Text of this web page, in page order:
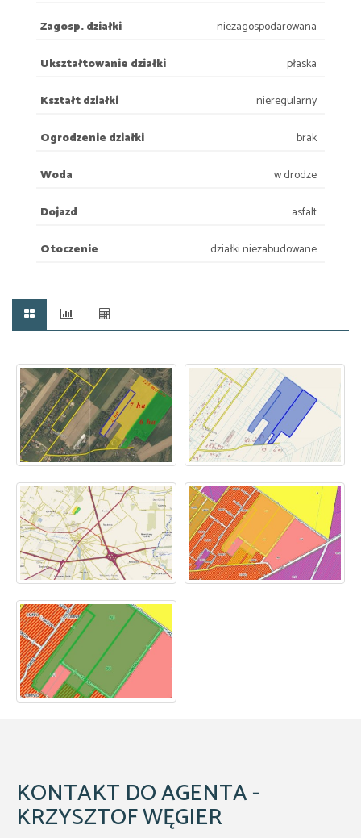
Zagosp. działki
niezagospodarowana
Ukształtowanie działki
płaska
Kształt działki
nieregularny
Ogrodzenie działki
brak
Woda
w drodze
Dojazd
asfalt
Otoczenie
działki niezabudowane
KONTAKT DO AGENTA -
KRZYSZTOF WĘGIER